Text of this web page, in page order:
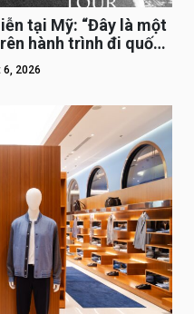
tại Mỹ: “Đây là một
hành trình đi quốc
2026